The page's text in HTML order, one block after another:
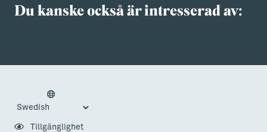
Du kanske också är intresserad av:
Tillgänglighet